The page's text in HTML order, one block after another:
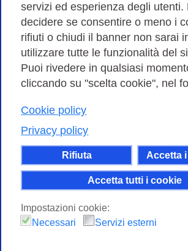
servizi ed esperienza degli utenti.
decidere se consentire o meno i
rifiuti o chiudi il banner non sarai
utilizzare tutte le funzionalità del
Puoi rivedere in qualsiasi
cliccando su "scelta cookie", nel
Cookie policy
Privacy policy
Rifiuta Accetta
Accetta tutti i cookie
Impostazioni cookie:
Necessari
Servizi esterni
Bandi di Gara
Consortium GARR - Via dei Tizii, 6 -
| CF 97284570583 – PI
Destinatario 7EU9KEU |
Il contenuto di questo sito e'
altrimenti indicato, secondo i
Creative Commons
stesso modo 4.0